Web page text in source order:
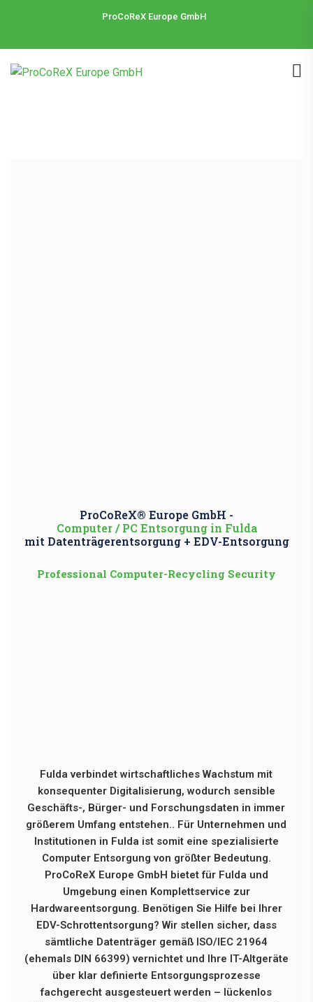
ProCoReX Europe GmbH
ProCoReX® Europe GmbH -
Computer / PC Entsorgung in Fulda
mit Datenträgerentsorgung + EDV-Entsorgung
Professional Computer-Recycling Security
Fulda verbindet wirtschaftliches Wachstum mit
konsequenter Digitalisierung, wodurch sensible
Geschäfts-, Bürger- und Forschungsdaten in immer
größerem Umfang entstehen.. Für Unternehmen und
Institutionen in Fulda ist somit eine spezialisierte
Computer Entsorgung von größter Bedeutung.
ProCoReX Europe GmbH bietet für Fulda und
Umgebung einen Komplettservice zur
Hardwareentsorgung. Benötigen Sie Hilfe bei Ihrer
EDV-Schrottentsorgung? Wir stellen sicher, dass
sämtliche Datenträger gemäß ISO/IEC 21964
(ehemals DIN 66399) vernichtet und Ihre IT-Altgeräte
über klar definierte Entsorgungsprozesse
fachgerecht ausgesteuert werden – lückenlos